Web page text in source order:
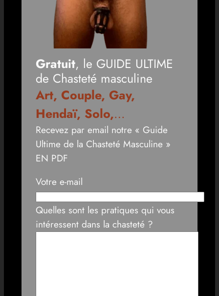
Gratuit, le GUIDE ULTIME
de Chasteté masculine
Art, Couple, Gay,
Hendaï, Solo,…
Recevez par email notre « Guide
Ultime de la Chasteté Masculine »
EN PDF
Votre e-mail
Quelles sont les pratiques qui vous
intéressent dans la chasteté ?